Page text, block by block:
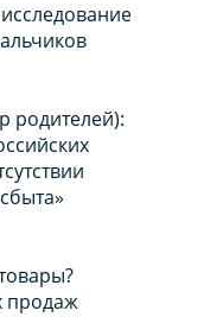
родителей):
продаж